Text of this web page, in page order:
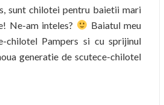
sunt chilotei pentru baietii mari
Ne-am inteles?
Baiatul meu
chilotel Pampers si cu sprijinul
generatie de scutece-chilotel